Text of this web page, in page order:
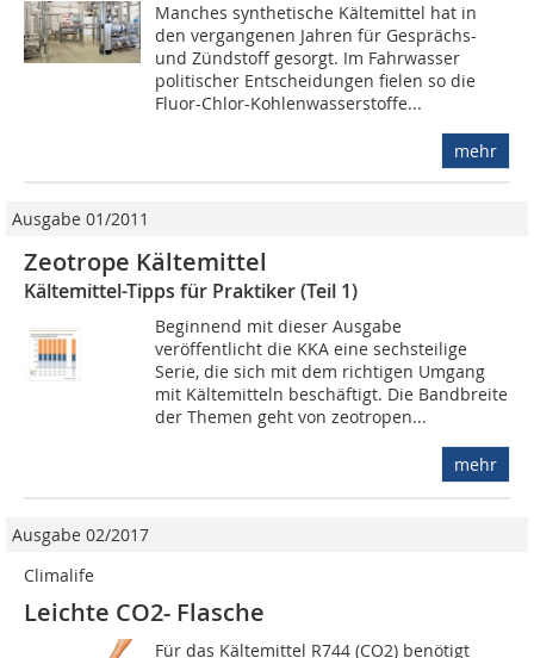
Manches synthetische Kältemittel hat in
den vergangenen Jahren für Gesprächs-
und Zündstoff gesorgt. Im Fahrwasser
politischer Entscheidungen fielen so die
Fluor-Chlor-Kohlenwasserstoffe...
mehr
Ausgabe 01/2011
Zeotrope Kältemittel
Kältemittel-Tipps für Praktiker (Teil 1)
Beginnend mit dieser Ausgabe
veröffentlicht die KKA eine sechsteilige
Serie, die sich mit dem richtigen Umgang
mit Kältemitteln beschäftigt. Die Bandbreite
der Themen geht von zeotropen...
mehr
Ausgabe 02/2017
Climalife
Leichte CO2- Flasche
Für das Kältemittel R744 (CO2) benötigt